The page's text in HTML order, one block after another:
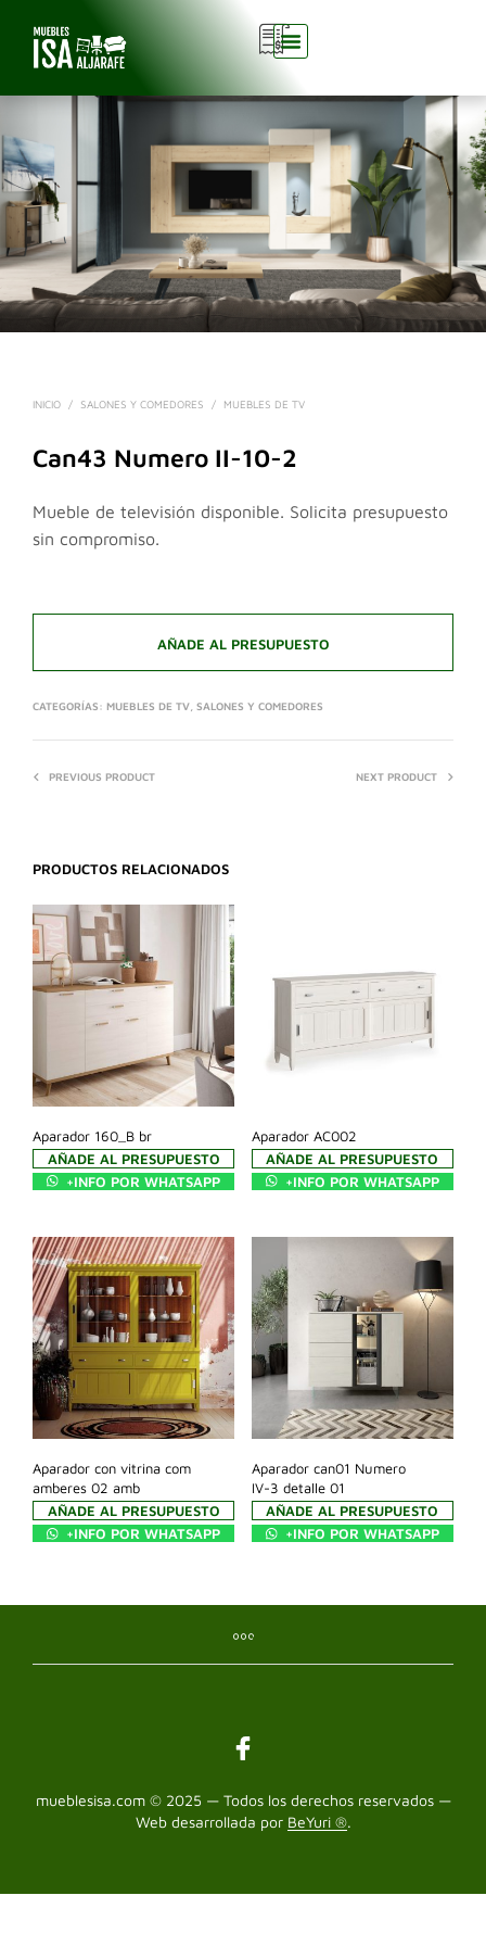
0
INICIO / SALONES Y COMEDORES / MUEBLES DE TV
Can43 Numero II-10-2
Mueble de televisión disponible. Solicita presupuesto
sin compromiso.
AÑADE AL PRESUPUESTO
CATEGORÍAS: MUEBLES DE TV SALONES Y COMEDORES
PREVIOUS PRODUCT NEXT PRODUCT
PRODUCTOS RELACIONADOS
Aparador 160_B br
AÑADE AL PRESUPUESTO
+INFO POR WHATSAPP
Aparador AC002
AÑADE AL PRESUPUESTO
+INFO POR WHATSAPP
Aparador con vitrina com
amberes 02 amb
AÑADE AL PRESUPUESTO
+INFO POR WHATSAPP
Aparador can01 Numero
IV-3 detalle 01
AÑADE AL PRESUPUESTO
+INFO POR WHATSAPP
mueblesisa.com © 2025 — Todos los derechos reservados —
Web desarrollada por BeYuri ®.